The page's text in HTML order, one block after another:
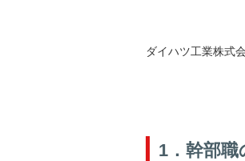
ダイハツ工業株式
1．幹部職